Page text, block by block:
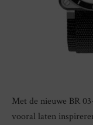
Met de nieuwe BR
vooral laten